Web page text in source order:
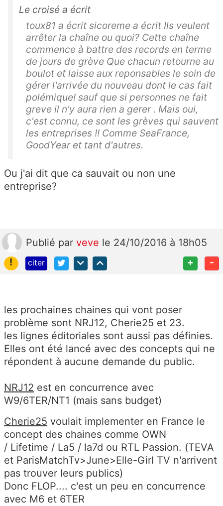
Le croisé a écrit
toux81 a écrit sicoreme a écrit Ils veulent
arrêter la chaîne ou quoi? Cette chaîne
commence à battre des records en terme
de jours de grève Que chacun retourne au
boulot et laisse aux reponsables le soin de
gérer l'arrivée du nouveau dont le cas fait
polémique! sauf que si personnes ne fait
greve il n'y aura rien a gerer . Mais oui,
c'est connu, ce sont les grèves qui sauvent
les entreprises !! Comme SeaFrance,
GoodYear et tant d'autres.
Ou j'ai dit que ca sauvait ou non une
entreprise?
Publié par veve le 24/10/2016 à 18h05
!
citer + -
les prochaines chaines qui vont poser
problème sont NRJ12, Cherie25 et 23.
les lignes éditoriales sont aussi pas définies.
Elles ont été lancé avec des concepts qui ne
répondent à aucune demande du public.
NRJ12 est en concurrence avec
W9/6TER/NT1 (mais sans budget)
Cherie25 voulait implementer en France le
concept des chaines comme OWN
/ Lifetime / La5 / la7d ou RTL Passion. (TEVA
et ParisMatchTv>June>Elle-Girl TV n'arrivent
pas trouver leurs publics)
Donc FLOP.... c'est un peu en concurrence
avec M6 et 6TER